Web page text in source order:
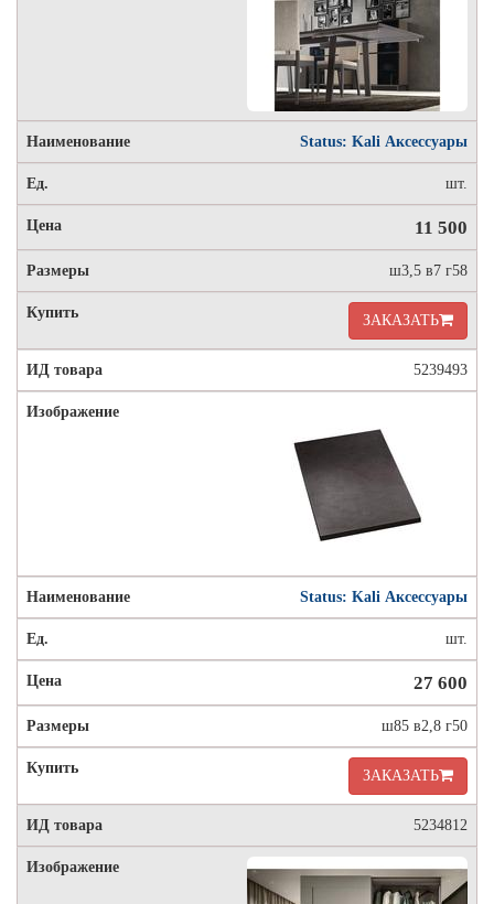
Status: Kali Аксессуары
шт.
11 500
ш3,5 в7 г58
ЗАКАЗАТЬ
5239493
Status: Kali Аксессуары
шт.
27 600
ш85 в2,8 г50
ЗАКАЗАТЬ
5234812